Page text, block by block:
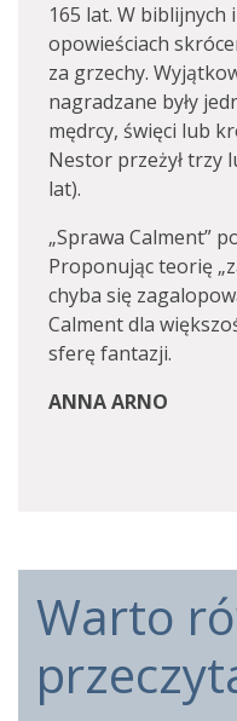
165 lat. W biblijnych
opowieściach
za grzechy.
nagradzane były
mędrcy, święci lub
Nestor przeżył trzy
lat).
„Sprawa Calment”
Proponując teorię
chyba się
Calment dla
sferę fantazji.
ANNA ARNO
Warto